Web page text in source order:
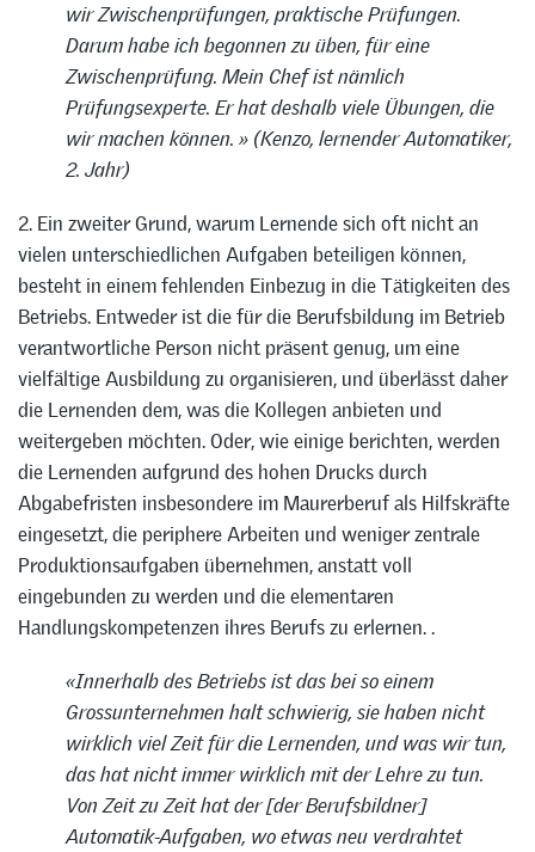
wir Zwischenprüfungen, praktische Prüfungen.
Darum habe ich begonnen zu üben, für eine
Zwischenprüfung. Mein Chef ist nämlich
Prüfungsexperte. Er hat deshalb viele Übungen, die
wir machen können. » (Kenzo, lernender Automatiker,
2. Jahr)
2. Ein zweiter Grund, warum Lernende sich oft nicht an
vielen unterschiedlichen Aufgaben beteiligen können,
besteht in einem fehlenden Einbezug in die Tätigkeiten des
Betriebs. Entweder ist die für die Berufsbildung im Betrieb
verantwortliche Person nicht präsent genug, um eine
vielfältige Ausbildung zu organisieren, und überlässt daher
die Lernenden dem, was die Kollegen anbieten und
weitergeben möchten. Oder, wie einige berichten, werden
die Lernenden aufgrund des hohen Drucks durch
Abgabefristen insbesondere im Maurerberuf als Hilfskräfte
eingesetzt, die periphere Arbeiten und weniger zentrale
Produktionsaufgaben übernehmen, anstatt voll
eingebunden zu werden und die elementaren
Handlungskompetenzen ihres Berufs zu erlernen. .
«Innerhalb des Betriebs ist das bei so einem
Grossunternehmen halt schwierig, sie haben nicht
wirklich viel Zeit für die Lernenden, und was wir tun,
das hat nicht immer wirklich mit der Lehre zu tun.
Von Zeit zu Zeit hat der [der Berufsbildner]
Automatik-Aufgaben, wo etwas neu verdrahtet